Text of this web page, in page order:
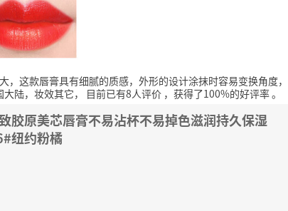
这款唇膏具有细腻的质感，外形的设计涂抹时容易变换角度，
陆，妆效其它， 目前已有8人评价 ，获得了100%的好评率。
胶原美芯唇膏不易沾杯不易掉色滋润持久保湿
纽约粉橘